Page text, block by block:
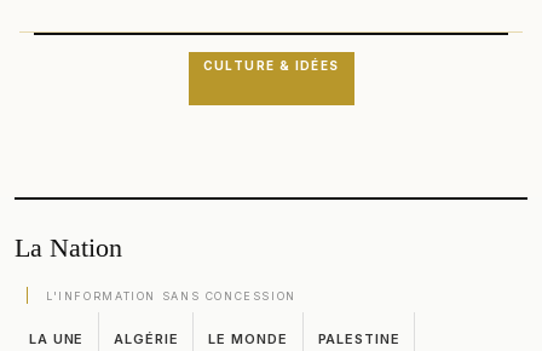
CULTURE & IDÉES
La Nation
L'INFORMATION SANS CONCESSION
LA UNE ALGÉRIE LE MONDE PALESTINE